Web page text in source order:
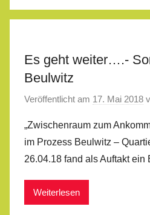
Es geht weiter….-
Beulwitz
Veröffentlicht am 17. Mai 2018
„Zwischenraum zum
im Prozess Beulwitz –
26.04.18 fand als Auftakt ein
Weiterlesen